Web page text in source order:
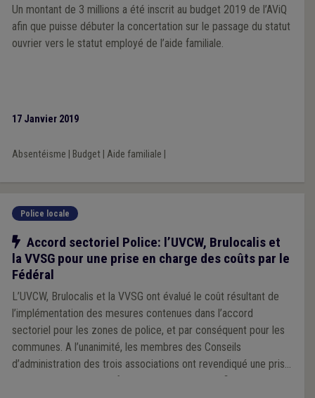
Un montant de 3 millions a été inscrit au budget 2019 de l’AViQ
afin que puisse débuter la concertation sur le passage du statut
ouvrier vers le statut employé de l’aide familiale.
17 Janvier 2019
Absentéisme Budget| Aide familiale
Police locale
Notre action
Accord sectoriel Police: l’UVCW, Brulocalis et
la VVSG pour une prise en charge des coûts par le
Fédéral
L’UVCW, Brulocalis et la VVSG ont évalué le coût résultant de
l’implémentation des mesures contenues dans l’accord
sectoriel pour les zones de police, et par conséquent pour les
communes. A l’unanimité, les membres des Conseils
d’administration des trois associations ont revendiqué une prise